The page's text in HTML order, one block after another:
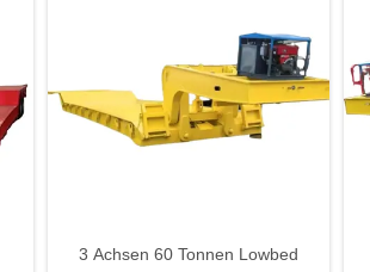
3 Achsen 60 Tonnen Lowbed